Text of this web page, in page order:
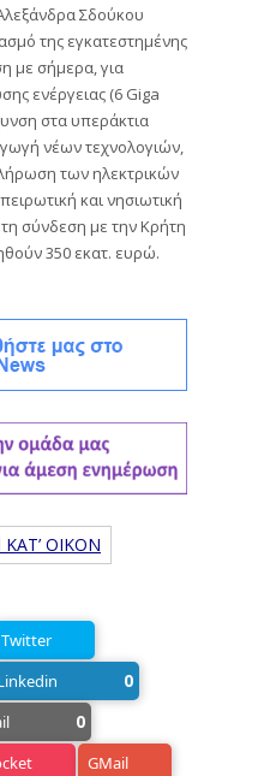
Σδούκου
της εγκατεστημένης
με σήμερα, για
ενέργειας (6 Giga
στα υπεράκτια
νέων τεχνολογιών,
των ηλεκτρικών
και νησιωτική
σύνδεση με την Κρήτη
350 εκατ. ευρώ.
ΟΙΚΟΝ
Twitter
0
0
GMail